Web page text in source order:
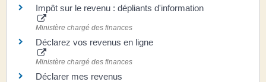
Impôt sur le revenu : dépliants d'information
Ministère chargé des finances
Déclarez vos revenus en ligne
Ministère chargé des finances
Déclarer mes revenus